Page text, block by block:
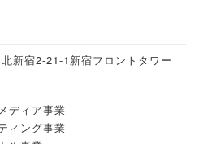
新宿2-21-1新宿フロントタワー
ディア事業
ィング事業